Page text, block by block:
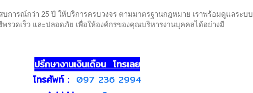
บการณ์กว่า 25 ปี ให้บริการครบวงจร ตามมาตรฐานกฎหมาย เราพร้อมดูแลระบบ
รวดเร็ว และปลอดภัย เพื่อให้องค์กรของคุณบริหารงานบุคคลได้อย่างมี
ปรึกษางานเงินเดือน โทรเลย
โทรศัพท์ : 097 236 2994